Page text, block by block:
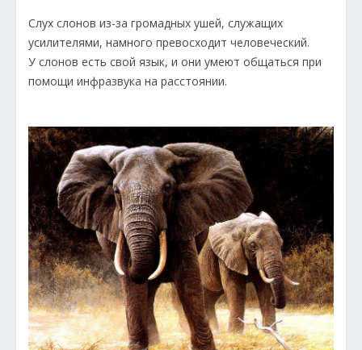
Слух слонов из-за громадных ушей, служащих
усилителями, намного превосходит человеческий.
У слонов есть свой язык, и они умеют общаться при
помощи инфразвука на расстоянии.